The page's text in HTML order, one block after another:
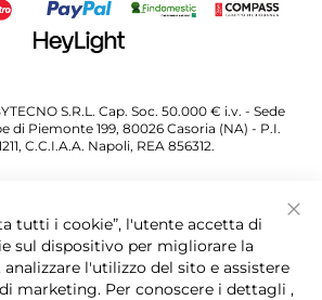
S.R.L. Cap. Soc. 50.000 € i.v. - Sede
di Piemonte 199, 80026 Casoria (NA) - P.I.
C.C.I.A.A. Napoli, REA 856312.
tutti i cookie”, l'utente accetta di
sul dispositivo per migliorare la
l'utilizzo del sito e assistere
marketing. Per conoscere i dettagli ,